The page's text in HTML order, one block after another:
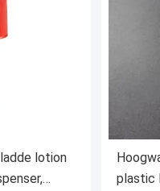
lotion
plastic